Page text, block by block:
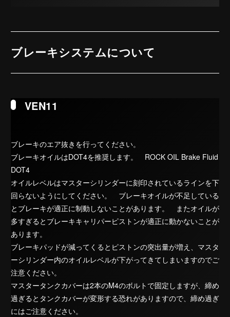
ブレーキシステムについて
VEN11
ブレーキのエア抜きを行ってください。
ブレーキオイルはDOT4を推奨します。 ROCK OIL Brake Fluid
DOT4
オイルレベルはマスターシリンダーに刻印されているラインを下
回らないようにしてください。 ブレーキオイルが不足している
とブレーキが適正に制動しないことがあります。 またオイルが
多すぎるとブレーキキャリパーピストンが適正に動かないことが
あります。
ブレーキパッドが減ってくるとピストンの突出量が増え、マスタ
ーシリンダー内のオイルレベルが下がってきてしまいますのでご
注意ください。
マスタータンクカバーは2本のM4のボルトで固定しますが、締め
過ぎるとタンクカバーが変形する恐れがありますので、締め過ぎ
にはご注意ください。